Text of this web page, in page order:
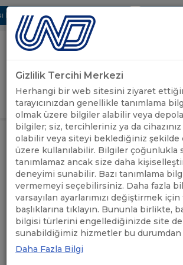
Dijital UBAK Bölümü Hakkında UND,
Uluslararası Nakliyeciler
ANASAYFA /
ÖNEMLİ
DUYURULAR
/
İSPANYA: SEL
NEDENİYLE
SÜRESİ
İSTİSNALAR
İSPANYA: SEL
NEDENİYLE SÜRÜŞ
DİNLENME SÜRESİ
Gizlilik Tercihi Merkezi
Herhangi bir web sitesini ziyaret
tarayıcınızdan genellikle tanımlama
olmak üzere bilgiler alabilir veya
bilgiler; siz, tercihleriniz ya da cihazınız
olabilir veya siteyi beklediğiniz şekilde
üzere kullanılabilir. Bilgiler çoğunlukla
tanımlamaz ancak size daha
deneyimi sunabilir. Bazı tanımlama
vermemeyi seçebilirsiniz. Daha fazla
varsayılan ayarlarımızı değiştirmek
başlıklarına tıklayın. Bununla birlikte,
bilgisi türlerini engellediğinizde site
sunabildiğimiz hizmetler bu
Daha Fazla Bilgi